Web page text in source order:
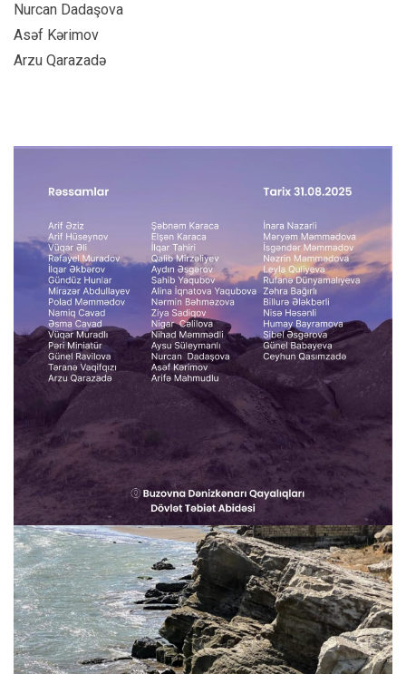
⁠Nurcan Dadaşova
⁠Asəf Kərimov
⁠Arzu Qarazadə